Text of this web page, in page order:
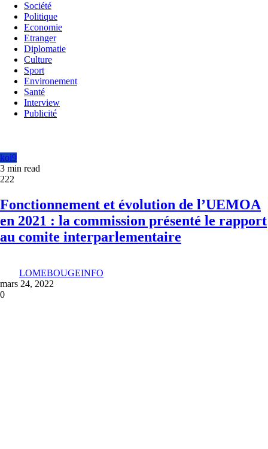
Société
Politique
Economie
Etranger
Diplomatie
Culture
Sport
Environement
Santé
Interview
Publicité
koi9
3 min read
222
Fonctionnement et évolution de l’UEMOA
en 2021 : la commission présenté le rapport
au comite interparlementaire
LOMEBOUGEINFO
mars 24, 2022
0